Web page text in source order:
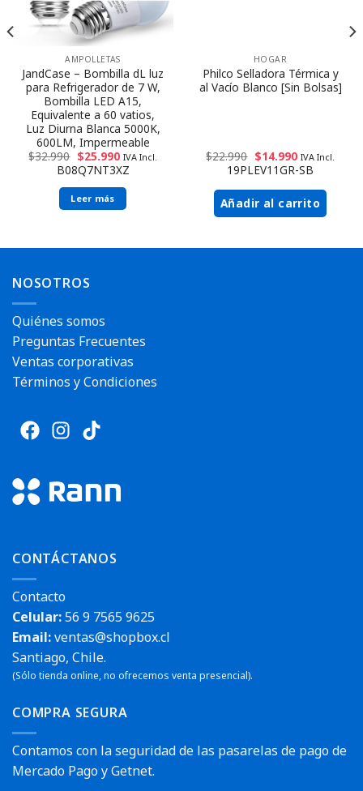
AMPOLLETAS
JandCase – Bombilla dL luz
para Refrigerador de 7 W,
Bombilla LED A15,
Equivalente a 60 vatios,
Luz Diurna Blanca 5000K,
600LM, Impermeable
$32.990 $25.990 IVA Incl.
B08Q7NT3XZ
Leer más
HOGAR
Philco Selladora Térmica y
al Vacío Blanco [Sin Bolsas]
$22.990 $14.990 IVA Incl.
19PLEV11GR-SB
Añadir al carrito
NOSOTROS
Quiénes somos
Preguntas Frecuentes
Ventas corporativas
Términos y Condiciones
CONTÁCTANOS
Contacto
Celular:56 9 7565 9625
Email:ventas@shopbox.cl
Santiago, Chile.
(Sólo tienda online, no ofrecemos venta presencial).
COMPRA SEGURA
Contamos con la seguridad de las pasarelas de pago de
Mercado Pago y Getnet.